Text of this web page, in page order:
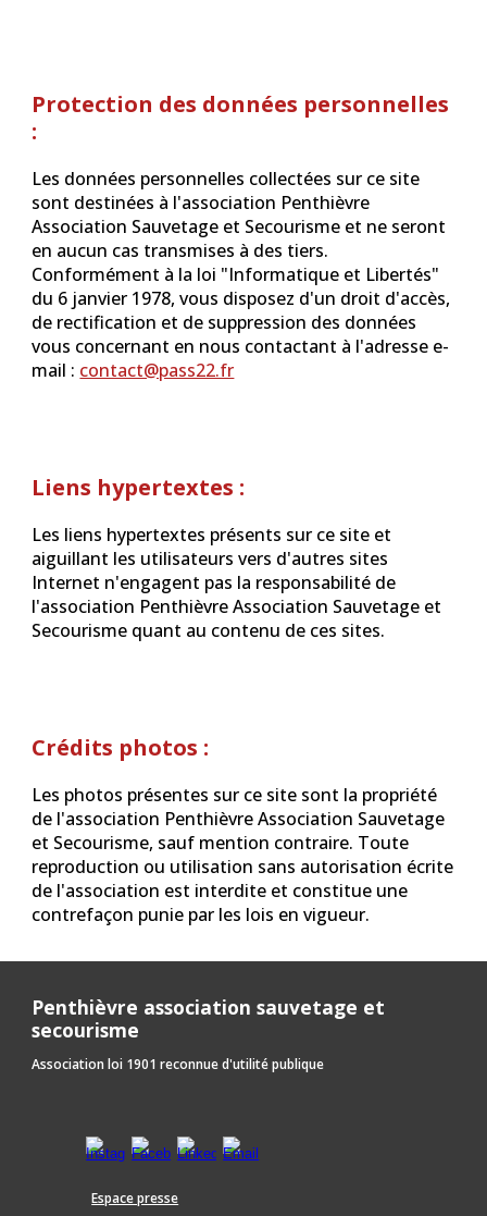
Protection des données personnelles
:
Les données personnelles collectées sur ce site
sont destinées à l'association Penthièvre
Association Sauvetage et Secourisme et ne seront
en aucun cas transmises à des tiers.
Conformément à la loi "Informatique et Libertés"
du 6 janvier 1978, vous disposez d'un droit d'accès,
de rectification et de suppression des données
vous concernant en nous contactant à l'adresse e-
mail : contact@pass22.fr
Liens hypertextes :
Les liens hypertextes présents sur ce site et
aiguillant les utilisateurs vers d'autres sites
Internet n'engagent pas la responsabilité de
l'association Penthièvre Association Sauvetage et
Secourisme quant au contenu de ces sites.
Crédits photos :
Les photos présentes sur ce site sont la propriété
de l'association Penthièvre Association Sauvetage
et Secourisme, sauf mention contraire. Toute
reproduction ou utilisation sans autorisation écrite
de l'association est interdite et constitue une
contrefaçon punie par les lois en vigueur.
Penthièvre association sauvetage et
secourisme
Association loi 1901 reconnue d'utilité publique
Espace presse